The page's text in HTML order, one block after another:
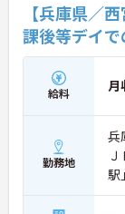
【兵庫県／
課後等デイ
給料 月
勤務地
兵
駅